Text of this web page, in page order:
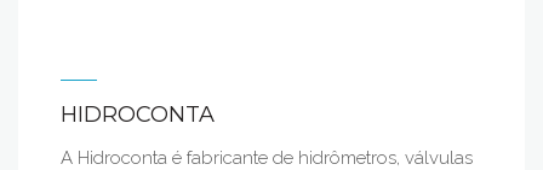
HIDROCONTA
A Hidroconta é fabricante de hidrômetros, válvulas